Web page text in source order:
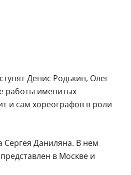
Денис Родькин, Олег
работы именитых
и сам хореографов в роли
Сергея Даниляна. В нем
в Москве и